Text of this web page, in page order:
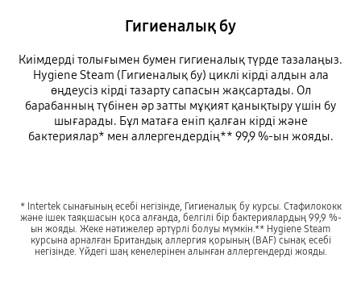
Гигиеналық бу
Киімдерді толығымен бумен гигиеналық түрде тазалаңыз.
Hygiene Steam (Гигиеналық бу) циклі кірді алдын ала
өңдеусіз кірді тазарту сапасын жақсартады. Ол
барабанның түбінен әр затты мұқият қанықтыру үшін бу
шығарады. Бұл матаға еніп қалған кірді және
бактериялар* мен аллергендердің** 99,9 %-ын жояды.
* Intertek сынағының есебі негізінде, Гигиеналық бу курсы. Стафилококк
және ішек таяқшасын қоса алғанда, белгілі бір бактериялардың 99,9 %-
ын жояды. Жеке нәтижелер әртүрлі болуы мүмкін.** Hygiene Steam
курсына арналған Британдық аллергия қорының (BAF) сынақ есебі
негізінде. Үйдегі шаң кенелерінен алынған аллергендерді жояды.